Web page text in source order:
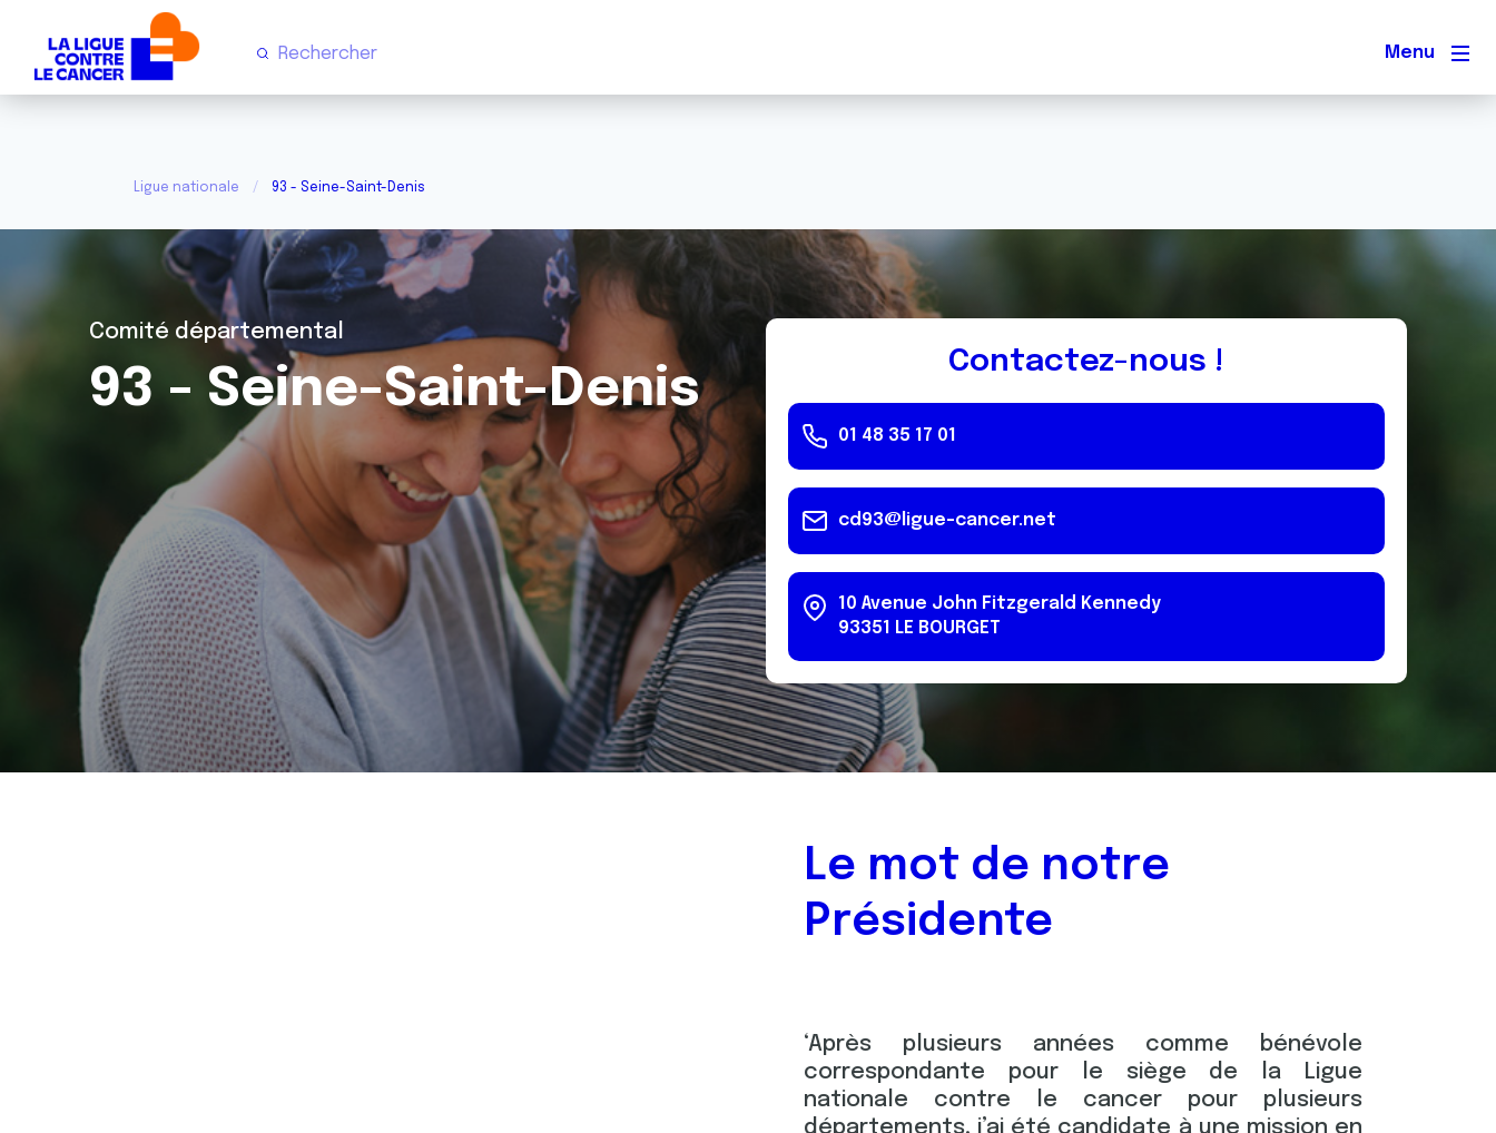
Menu
Ligue nationale 93 - Seine-Saint-Denis
Comité départemental
93 - Seine-Saint-Denis
Contactez-nous !
01 48 35 17 01
cd93@ligue-cancer.net
10 Avenue John Fitzgerald Kennedy
93351
LE BOURGET
Le mot de notre
Présidente
Après plusieurs années comme bénévole
correspondante pour le siège de la Ligue
nationale contre le cancer pour plusieurs
départements, j’ai été candidate à une mission en